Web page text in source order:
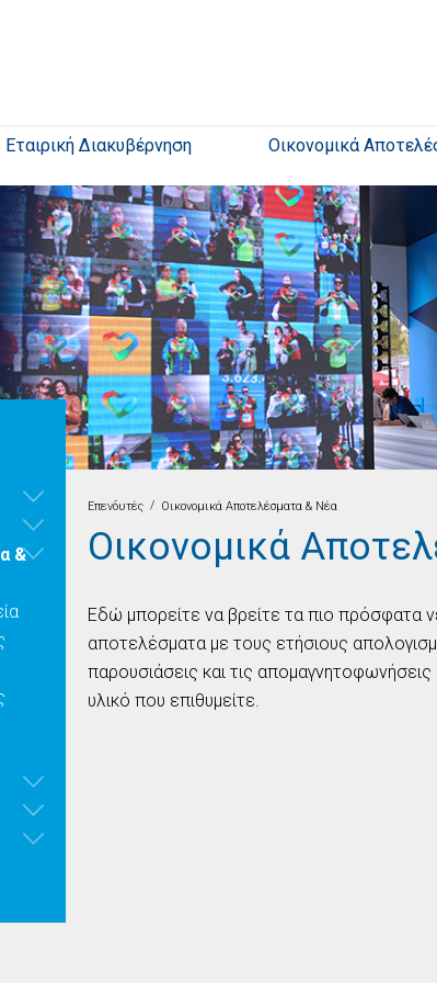
Εταιρική Διακυβέρνηση Οικονομικά
&
Επενδυτές / Οικονομικά Αποτελέσματα & Νέα
Οικονομικά
Εδώ μπορείτε να βρείτε τα πιο πρόσφατα
αποτελέσματα με τους ετήσιους
παρουσιάσεις και τις
υλικό που επιθυμείτε.